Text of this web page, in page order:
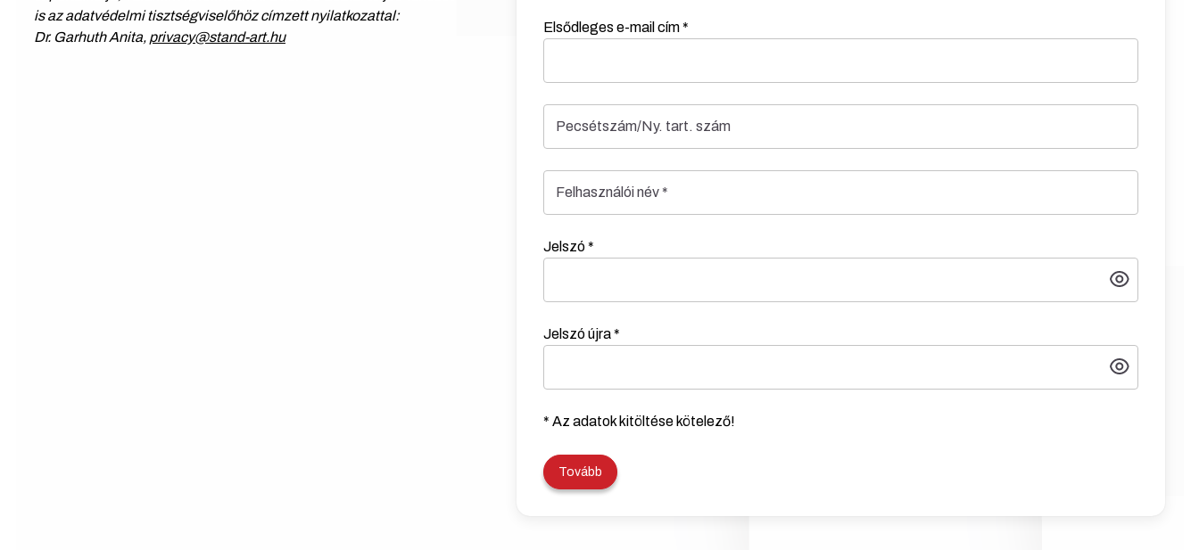
is az adatvédelmi tisztségviselőhöz címzett nyilatkozattal:
Dr. Garhuth Anita, privacy@stand-art.hu
Elsődleges e-mail cím*
Pecsétszám/Ny. tart. szám
Felhasználói név *
Jelszó*
Jelszó újra*
* Az adatok kitöltése kötelező!
Tovább